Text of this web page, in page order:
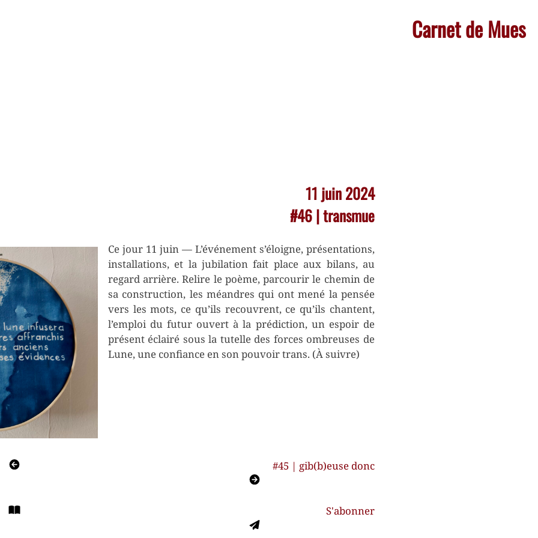
Carnet de Mues
11 juin 2024
#46 | transmue
Ce jour 11 juin — L’événement s’éloigne, présentations,
installations, et la jubilation fait place aux bilans, au
regard arrière. Relire le poème, parcourir le chemin de
sa construction, les méandres qui ont mené la pensée
vers les mots, ce qu’ils recouvrent, ce qu’ils chantent,
l’emploi du futur ouvert à la prédiction, un espoir de
présent éclairé sous la tutelle des forces ombreuses de
Lune, une confiance en son pouvoir trans. (À suivre)
#45 | gib(b)euse donc
S'abonner